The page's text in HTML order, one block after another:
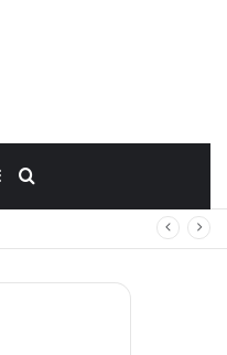
Rechercher
Sidebar
(barre